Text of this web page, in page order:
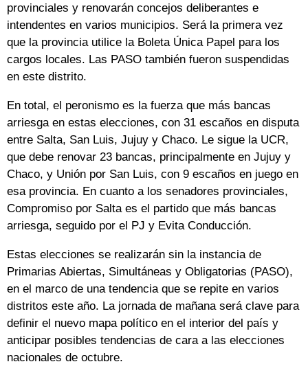
provinciales y renovarán concejos deliberantes e
intendentes en varios municipios. Será la primera vez
que la provincia utilice la Boleta Única Papel para los
cargos locales. Las PASO también fueron suspendidas
en este distrito.
En total, el peronismo es la fuerza que más bancas
arriesga en estas elecciones, con 31 escaños en disputa
entre Salta, San Luis, Jujuy y Chaco. Le sigue la UCR,
que debe renovar 23 bancas, principalmente en Jujuy y
Chaco, y Unión por San Luis, con 9 escaños en juego en
esa provincia. En cuanto a los senadores provinciales,
Compromiso por Salta es el partido que más bancas
arriesga, seguido por el PJ y Evita Conducción.
Estas elecciones se realizarán sin la instancia de
Primarias Abiertas, Simultáneas y Obligatorias (PASO),
en el marco de una tendencia que se repite en varios
distritos este año. La jornada de mañana será clave para
definir el nuevo mapa político en el interior del país y
anticipar posibles tendencias de cara a las elecciones
nacionales de octubre.